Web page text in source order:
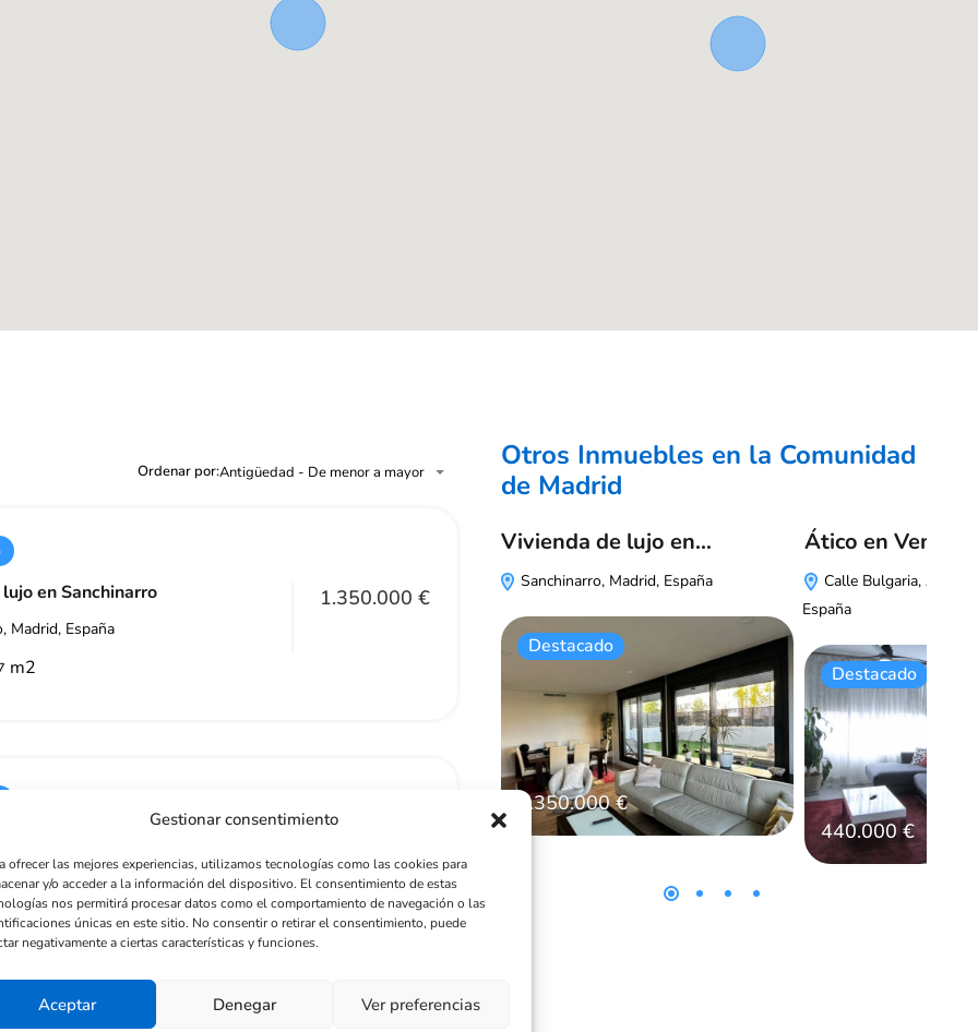
Gestionar consentimiento
ofrecer las mejores experiencias, utilizamos tecnologías como las cookies para
y/o acceder a la información del dispositivo. El consentimiento de estas
nos permitirá procesar datos como el comportamiento de navegación o las
únicas en este sitio. No consentir o retirar el consentimiento, puede
negativamente a ciertas características y funciones.
Aceptar Denegar Ver preferencias
Ordenar por:Antigüedad - De menor a mayor
en Sanchinarro
Madrid, España
1.350.000 €
m2
en Alcalá de Henares, Calle Bulgaria
Alcalá de Henares, España
€
m2
Otros Inmuebles en la Comunidad
de Madrid
Vivienda de lujo en…
Sanchinarro, Madrid, España
Destacado
1.350.000 €
Ático en Venta
Calle Bulgaria, Alcalá
España
Destacado
440.000 €